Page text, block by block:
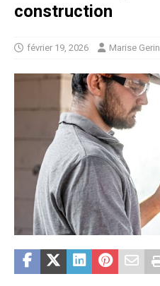
construction
février 19, 2026 Marise Gerin